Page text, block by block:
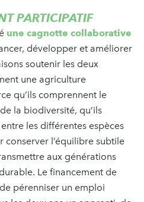
PARTICIPATIF
une cagnotte collaborative
développer et améliorer
soutenir les deux
une agriculture
qu’ils comprennent le
la biodiversité, qu’ils
les différentes espèces
conserver l’équilibre subtile
aux générations
Le financement de
pérenniser un emploi